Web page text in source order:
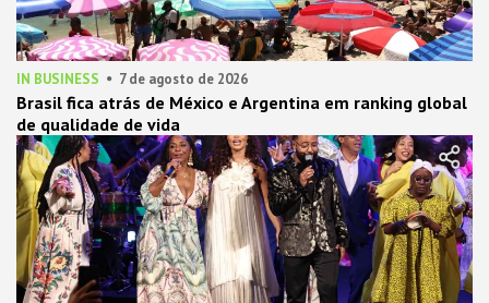
IN BUSINESS 7 de agosto de 2026
Brasil fica atrás de México e Argentina em ranking global
de qualidade de vida